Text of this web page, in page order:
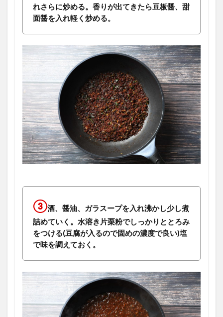
れさらに炒める。香りが出てきたら豆板醤、甜
面醤を入れ軽く炒める。
③酒、醤油、ガラスープを入れ沸かし少し煮
詰めていく。水溶き片栗粉でしっかりととろみ
をつける(豆腐が入るので固めの濃度で良い)塩
で味を調えておく。